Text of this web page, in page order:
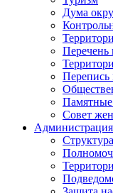
Дума
Перечень
Перепись
Памятные
Совет
Администрация